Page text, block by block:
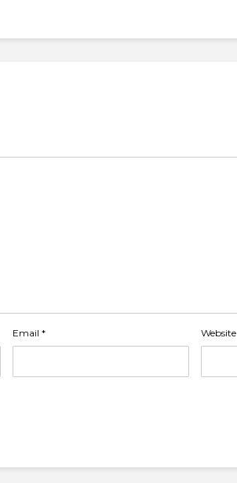
Email * Website